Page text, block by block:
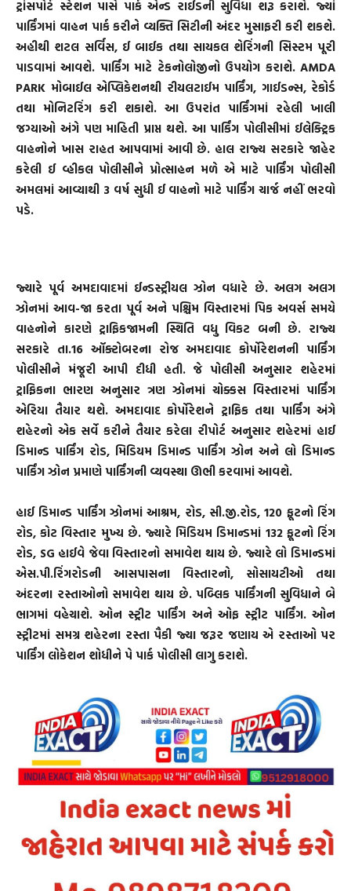
ટ્રાંસપોર્ટ સ્ટેશન પાસે પાર્ક એન્ડ રાઈડની સુવિધા શરૂ કરાશે. જ્યાં
પાર્કિંગમાં વાહન પાર્ક કરીને વ્યક્તિ સિટીની અંદર મુસાફરી કરી શકશે.
અહીથી શટલ સર્વિસ, ઈ બાઈક તથા સાયકલ શેરિંગની સિસ્ટમ પૂરી
પાડવામાં આવશે. પાર્કિંગ માટે ટેકનોલોજીનો ઉપયોગ કરાશે. AMDA
PARK મોબાઈલ એપ્લિકેશનથી રીયલટાઈમ પાર્કિંગ, ગાઈડન્સ, રેકોર્ડ
તથા મોનિટરિંગ કરી શકાશે. આ ઉપરાંત પાર્કિંગમાં રહેલી ખાલી
જગ્યાઓ અંગે પણ માહિતી પ્રાપ્ત થશે. આ પાર્કિંગ પોલીસીમાં ઈલેક્ટ્રિક
વાહનોને ખાસ રાહત આપવામાં આવી છે. હાલ રાજ્ય સરકારે જાહેર
કરેલી ઈ વ્હીકલ પોલીસીને પ્રોત્સાહન મળે એ માટે પાર્કિંગ પોલીસી
અમલમાં આવ્યાથી 3 વર્ષ સુધી ઈ વાહનો માટે પાર્કિંગ ચાર્જ નહીં ભરવો
પડે.
જ્યારે પૂર્વ અમદાવાદમાં ઈન્ડસ્ટ્રીયલ ઝોન વધારે છે. અલગ અલગ
ઝોનમાં આવ-જા કરતા પૂર્વ અને પશ્ચિમ વિસ્તારમાં પિક અવર્સ સમયે
વાહનોને કારણે ટ્રાફિકજામની સ્થિતિ વધુ વિકટ બની છે. રાજ્ય
સરકારે તા.16 ઑક્ટોબરના રોજ અમદાવાદ કોર્પોરેશનની પાર્કિંગ
પોલીસીને મંજૂરી આપી દીધી હતી. જે પોલીસી અનુસાર શહેરમાં
ટ્રાફિકના ભારણ અનુસાર ત્રણ ઝોનમાં ચોક્કસ વિસ્તારમાં પાર્કિંગ
એરિયા તૈયાર થશે. અમદાવાદ કોર્પોરેશને ટ્રાફિક તથા પાર્કિંગ અંગે
શહેરનો એક સર્વે કરીને તૈયાર કરેલા રીપોર્ટ અનુસાર શહેરમાં હાઈ
ડિમાન્ડ પાર્કિંગ રોડ, મિડિયમ ડિમાન્ડ પાર્કિંગ ઝોન અને લો ડિમાન્ડ
પાર્કિંગ ઝોન પ્રમાણે પાર્કિંગની વ્યવસ્થા ઊભી કરવામાં આવશે.
હાઈ ડિમાન્ડ પાર્કિંગ ઝોનમાં આશ્રમ, રોડ, સી.જી.રોડ, 120 ફૂટનો રિંગ
રોડ, કોટ વિસ્તાર મુખ્ય છે. જ્યારે મિડિયમ ડિમાન્ડમાં 132 ફૂટનો રિંગ
રોડ, SG હાઈવે જેવા વિસ્તારનો સમાવેશ થાય છે. જ્યારે લો ડિમાન્ડમાં
એસ.પી.રિંગરોડની આસપાસના વિસ્તારનો, સોસાયટીઓ તથા
અંદરના રસ્તાઓનો સમાવેશ થાય છે. પબ્લિક પાર્કિંગની સુવિધાને બે
ભાગમાં વહેચાશે. ઓન સ્ટ્રીટ પાર્કિંગ અને ઓફ સ્ટ્રીટ પાર્કિંગ. ઓન
સ્ટ્રીટમાં સમગ્ર શહેરના રસ્તા પૈકી જ્યા જરૂર જણાય એ રસ્તાઓ પર
પાર્કિંગ લોકેશન શોધીને પે પાર્ક પોલીસી લાગુ કરાશે.